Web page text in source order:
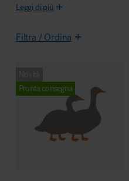
Comfort acustico
Illuminazione
Area riunione e convegni
Leggi di più
Filtra / Ordina
Pronta consegna